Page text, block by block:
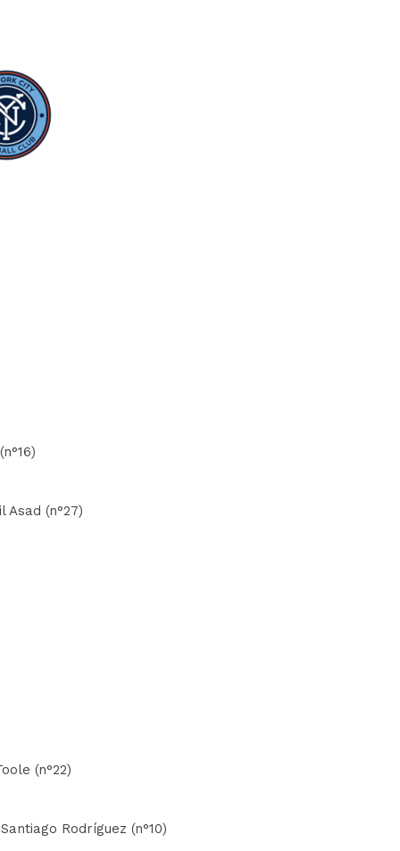
Asad (n°27)
(n°22)
Rodríguez (n°10)